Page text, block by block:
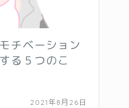
チベーション
る５つのこ
2021年8月26日